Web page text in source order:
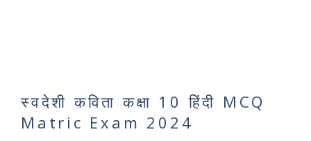
स्वदेशी कविता कक्षा 10 हिंदी MCQ
Matric Exam 2024